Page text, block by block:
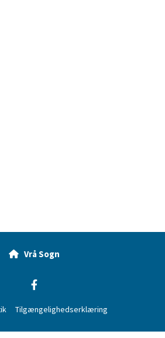
Vrå Sogn
Tilgængelighedserklæring